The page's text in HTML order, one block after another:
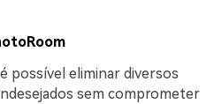
possível eliminar diversos
sem comprometer